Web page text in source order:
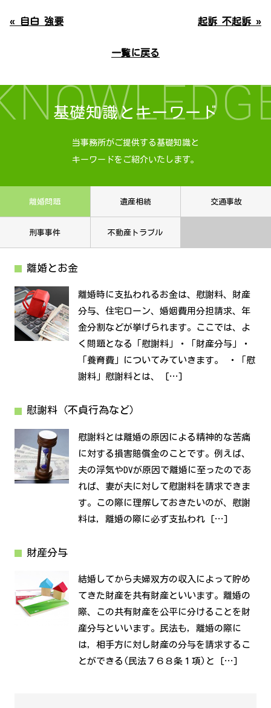
« 自白 強要 起訴 不起訴 »
一覧に戻る
基礎知識とキーワード
当事務所がご提供する基礎知識と
キーワードをご紹介いたします。
離婚問題 遺産相続 交通事故
刑事事件 不動産トラブル
離婚とお金
離婚時に支払われるお金は、慰謝料、財産
分与、住宅ローン、婚姻費用分担請求、年
金分割などが挙げられます。ここでは、よ
く問題となる「慰謝料」・「財産分与」・
「養育費」についてみていきます。 ・「慰
謝料」慰謝料とは、 […]
慰謝料（不貞行為など）
慰謝料とは離婚の原因による精神的な苦痛
に対する損害賠償金のことです。例えば、
夫の浮気やDVが原因で離婚に至ったのであ
れば、妻が夫に対して慰謝料を請求できま
す。この際に理解しておきたいのが、慰謝
料は，離婚の際に必ず支払われ […]
財産分与
結婚してから夫婦双方の収入によって貯め
てきた財産を共有財産といいます。離婚の
際、この共有財産を公平に分けることを財
産分与といいます。民法も，離婚の際に
は，相手方に対し財産の分与を請求するこ
とができる(民法７６８条１項)と […]